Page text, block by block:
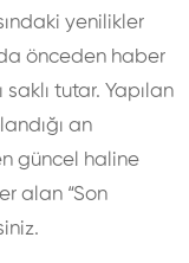
yenilikler
önceden haber
tutar. Yapılan
an
güncel haline
alan “Son